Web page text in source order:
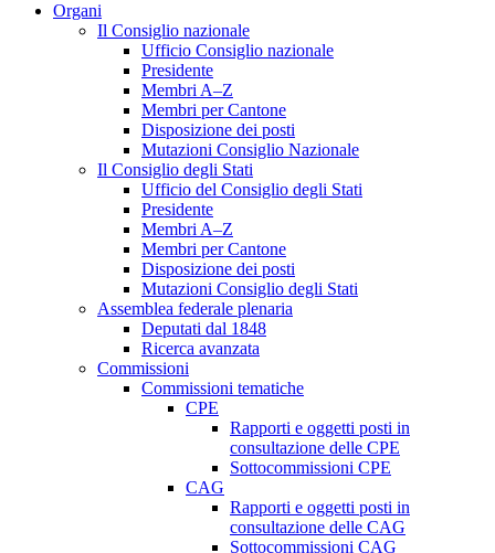
Organi
Il Consiglio nazionale
Ufficio Consiglio nazionale
Presidente
Membri A–Z
Membri per Cantone
Disposizione dei posti
Mutazioni Consiglio Nazionale
Il Consiglio degli Stati
Ufficio del Consiglio degli Stati
Presidente
Membri A–Z
Membri per Cantone
Disposizione dei posti
Mutazioni Consiglio degli Stati
Assemblea federale plenaria
Deputati dal 1848
Ricerca avanzata
Commissioni
Commissioni tematiche
CPE
Rapporti e oggetti posti in
consultazione delle CPE
Sottocommissioni CPE
CAG
Rapporti e oggetti posti in
consultazione delle CAG
Sottocommissioni CAG